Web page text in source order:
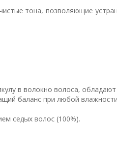
тона, позволяющие
в волокно волоса,
баланс при любой
седых волос (100%).